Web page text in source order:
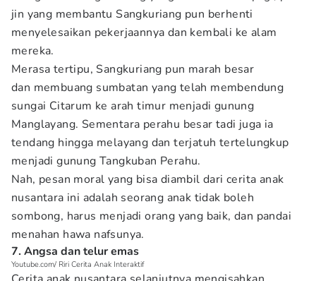
jin yang membantu Sangkuriang pun berhenti
menyelesaikan pekerjaannya dan kembali ke alam
mereka.
Merasa tertipu, Sangkuriang pun marah besar
dan membuang sumbatan yang telah membendung
sungai Citarum ke arah timur menjadi gunung
Manglayang. Sementara perahu besar tadi juga ia
tendang hingga melayang dan terjatuh tertelungkup
menjadi gunung Tangkuban Perahu.
Nah, pesan moral yang bisa diambil dari cerita anak
nusantara ini adalah seorang anak tidak boleh
sombong, harus menjadi orang yang baik, dan pandai
menahan hawa nafsunya.
7. Angsa dan telur emas
Youtube.com/ Riri Cerita Anak Interaktif